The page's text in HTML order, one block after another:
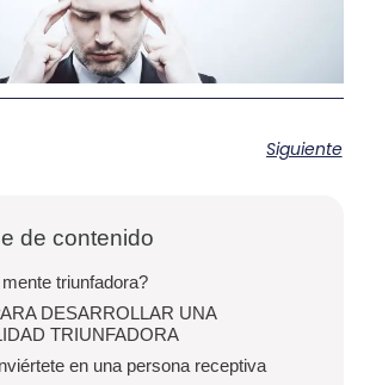
Siguiente
de contenido
triunfadora?
DESARROLLAR UNA
TRIUNFADORA
en una persona receptiva